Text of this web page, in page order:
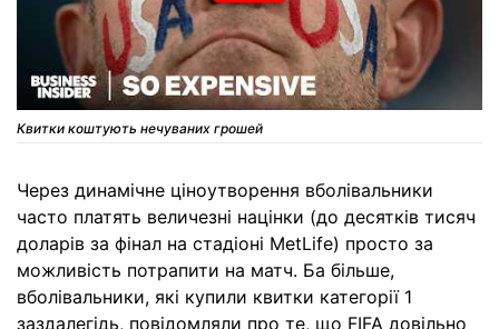
Квитки коштують нечуваних грошей
Через динамічне ціноутворення вболівальники
часто платять величезні націнки (до десятків тисяч
доларів за фінал на стадіоні MetLife) просто за
можливість потрапити на матч. Ба більше,
вболівальники, які купили квитки категорії 1
заздалегідь, повідомляли про те, що FIFA довільно